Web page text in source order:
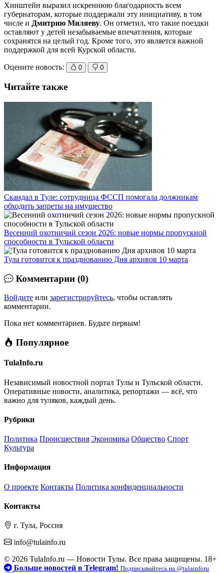
Хинштейн выразил искреннюю благодарность всем
губернаторам, которые поддержали эту инициативу, в том
числе и Дмитрию Миляеву. Он отметил, что такие поездки
оставляют у детей незабываемые впечатления, которые
сохранятся на целый год. Кроме того, это является важной
поддержкой для всей Курской области.
Оцените новость: 0 0
Читайте также
Скандал в Туле: сотрудница ФССП помогала должникам
обходить запреты на имущество
Весенний охотничий сезон 2026: новые нормы пропускной
способности в Тульской области
Тула готовится к празднованию Дня архивов 10 марта
Комментарии (0)
Войдите или зарегистрируйтесь, чтобы оставлять
комментарии.
Пока нет комментариев. Будьте первым!
Популярное
TulaInfo.ru
Независимый новостной портал Тулы и Тульской области.
Оперативные новости, аналитика, репортажи — всё, что
важно для туляков, каждый день.
Рубрики
Политика Происшествия Экономика Общество Спорт
Культура
Информация
О проекте Контакты Политика конфиденциальности
Контакты
г. Тула, Россия
info@tulainfo.ru
© 2026 TulaInfo.ru — Новости Тулы. Все права защищены. 18+
Больше новостей в Telegram! Подписывайтесь на @tulainforu